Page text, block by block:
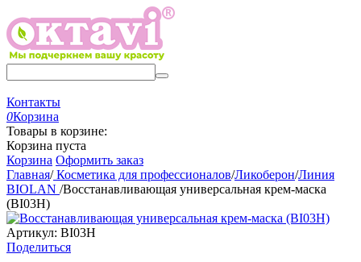
Контакты
0Корзина
Товары в корзине:
Корзина пуста
Корзина Оформить заказ
Главная/Косметика для профессионалов/Ликоберон/Линия
BIOLAN /Восстанавливающая универсальная крем-маска
(BI03H)
Артикул: BI03H
Поделиться